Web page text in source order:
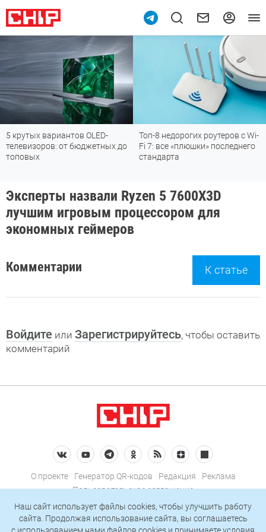
5 крутых вариантов OLED-
телевизоров: от бюджетных до
топовых
Топ-8 недорогих роутеров с Wi-
Fi 7: все «плюшки» последнего
стандарта
Эксперты назвали Ryzen 5 7600X3D
лучшим игровым процессором для
экономных геймеров
Комментарии К статье
Войдите или Зарегистрируйтесь, чтобы оставить
комментарий
О проекте Генератор QR-кодов Редакция
Реклама
Пользовательское соглашение
Политика конфиденциальности
Подписаться на рассылку
Наш сайт использует файлы cookies, чтобы улучшить работу
сайта. Продолжая использование сайта, вы соглашаетесь